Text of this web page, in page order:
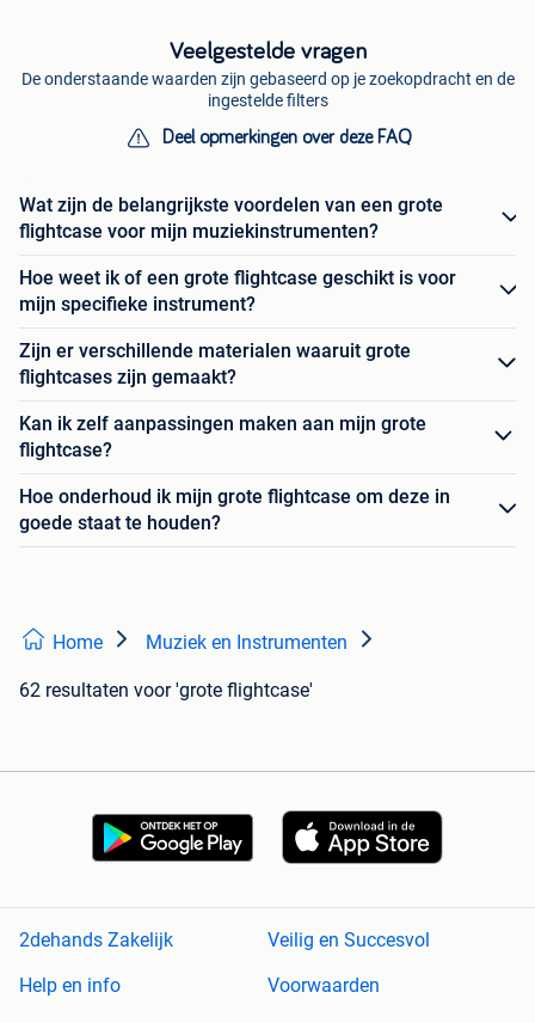
Veelgestelde vragen
De onderstaande waarden zijn gebaseerd op je zoekopdracht en de
ingestelde filters
Deel opmerkingen over deze FAQ
Wat zijn de belangrijkste voordelen van een grote
flightcase voor mijn muziekinstrumenten?
Hoe weet ik of een grote flightcase geschikt is voor
mijn specifieke instrument?
Zijn er verschillende materialen waaruit grote
flightcases zijn gemaakt?
Kan ik zelf aanpassingen maken aan mijn grote
flightcase?
Hoe onderhoud ik mijn grote flightcase om deze in
goede staat te houden?
Home Muziek en Instrumenten
62 resultaten voor 'grote flightcase'
2dehands Zakelijk
Veilig en Succesvol
Help en info
Voorwaarden